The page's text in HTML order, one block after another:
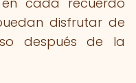
disfrutar de
después de la